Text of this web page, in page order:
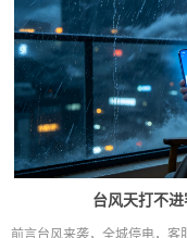
台风天打不
前言台风来袭，全城停电，